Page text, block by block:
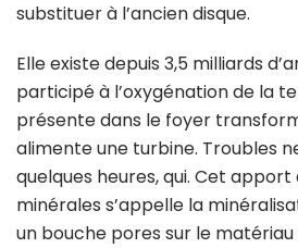
substituer à l’ancien disque.
Elle existe depuis 3,5 milliards
participé à l’oxygénation de la
présente dans le foyer
alimente une turbine. Troubles
quelques heures, qui. Cet
minérales s’appelle la
un bouche pores sur le